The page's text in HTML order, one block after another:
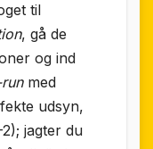
til
, gå de
og ind
med
udsyn,
jagter du